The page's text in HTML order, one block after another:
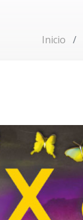
Inicio